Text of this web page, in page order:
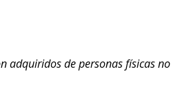
de personas físicas